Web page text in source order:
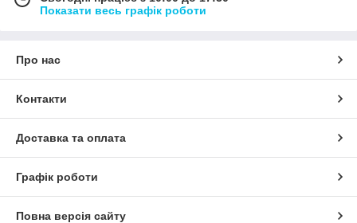
Показати весь графік роботи
Про нас
Контакти
Доставка та оплата
Графік роботи
Повна версія сайту